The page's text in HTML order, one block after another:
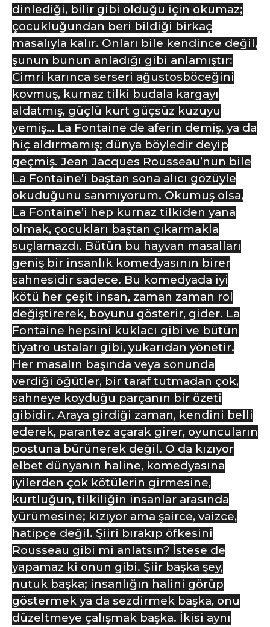
dinlediği, bilir gibi olduğu için okumaz;
çocukluğundan beri bildiği birkaç
masalıyla kalır. Onları bile kendince değil,
şunun bunun anladığı gibi anlamıştır:
Cimri karınca serseri ağustosböceğini
kovmuş, kurnaz tilki budala kargayı
aldatmış, güçlü kurt güçsüz kuzuyu
yemiş… La Fontaine de aferin demiş, ya da
hiç aldırmamış; dünya böyledir deyip
geçmiş. Jean Jacques Rousseau’nun bile
La Fontaine’i baştan sona alıcı gözüyle
okuduğunu sanmıyorum. Okumuş olsa,
La Fontaine’i hep kurnaz tilkiden yana
olmak, çocukları baştan çıkarmakla
suçlamazdı. Bütün bu hayvan masalları
geniş bir insanlık komedyasının birer
sahnesidir sadece. Bu komedyada iyi
kötü her çeşit insan, zaman zaman rol
değiştirerek, boyunu gösterir, gider. La
Fontaine hepsini kuklacı gibi ve bütün
tiyatro ustaları gibi, yukarıdan yönetir.
Her masalın başında veya sonunda
verdiği öğütler, bir taraf tutmadan çok,
sahneye koyduğu parçanın bir özeti
gibidir. Araya girdiği zaman, kendini belli
ederek, parantez açarak girer, oyuncuların
postuna bürünerek değil. O da kızıyor
elbet dünyanın haline, komedyasına
iyilerden çok kötülerin girmesine,
kurtluğun, tilkiliğin insanlar arasında
yürümesine; kızıyor ama şairce, vaizce,
hatipçe değil. Şiiri bırakıp öfkesini
Rousseau gibi mi anlatsın? İstese de
yapamaz ki onun gibi. Şiir başka şey,
nutuk başka; insanlığın halini görüp
göstermek ya da sezdirmek başka, onu
düzeltmeye çalışmak başka. İkisi aynı